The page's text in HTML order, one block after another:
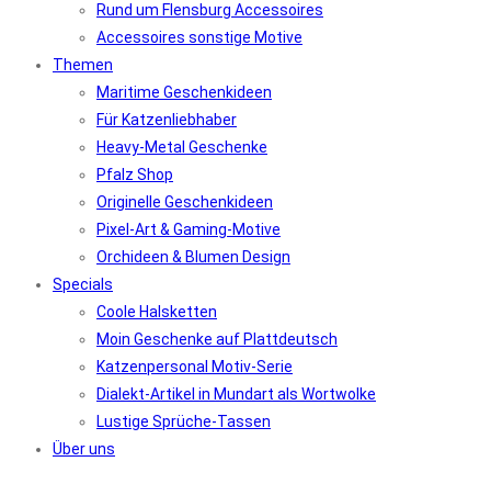
Rund um Flensburg Accessoires
Accessoires sonstige Motive
Themen
Maritime Geschenkideen
Für Katzenliebhaber
Heavy-Metal Geschenke
Pfalz Shop
Originelle Geschenkideen
Pixel-Art & Gaming-Motive
Orchideen & Blumen Design
Specials
Coole Halsketten
Moin Geschenke auf Plattdeutsch
Katzenpersonal Motiv-Serie
Dialekt-Artikel in Mundart als Wortwolke
Lustige Sprüche-Tassen
Über uns